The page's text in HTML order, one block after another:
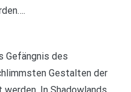
Gefängnis des
Gestalten der